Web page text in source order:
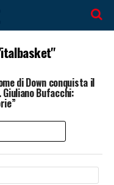
di Down conquista il
Bufacchi: